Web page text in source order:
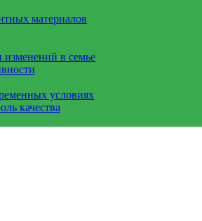
материалов
в семье
условиях
качества